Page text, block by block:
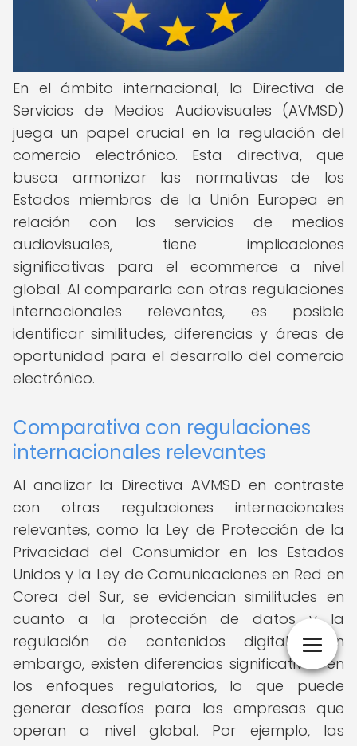
En el ámbito internacional, la Directiva de
Servicios de Medios Audiovisuales (AVMSD)
juega un papel crucial en la regulación del
comercio electrónico. Esta directiva, que
busca armonizar las normativas de los
Estados miembros de la Unión Europea en
relación con los servicios de medios
audiovisuales, tiene implicaciones
significativas para el ecommerce a nivel
global. Al compararla con otras regulaciones
internacionales relevantes, es posible
identificar similitudes, diferencias y áreas de
oportunidad para el desarrollo del comercio
electrónico.
Comparativa con regulaciones
internacionales relevantes
Al analizar la Directiva AVMSD en contraste
con otras regulaciones internacionales
relevantes, como la Ley de Protección de la
Privacidad del Consumidor en los Estados
Unidos y la Ley de Comunicaciones en Red en
Corea del Sur, se evidencian similitudes en
cuanto a la protección de datos y la
regulación de contenidos digitales. Sin
embargo, existen diferencias significativas en
los enfoques regulatorios, lo que puede
generar desafíos para las empresas que
operan a nivel global. Por ejemplo, las